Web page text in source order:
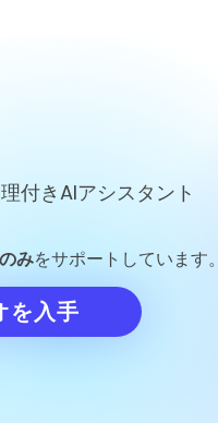
付きAIアシスタント
みをサポートしています
を入手